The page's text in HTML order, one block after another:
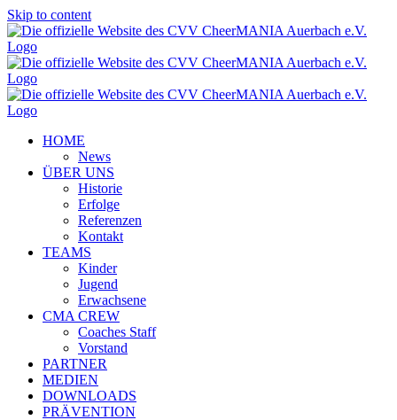
Skip to content
HOME
News
ÜBER UNS
Historie
Erfolge
Referenzen
Kontakt
TEAMS
Kinder
Jugend
Erwachsene
CMA CREW
Coaches Staff
Vorstand
PARTNER
MEDIEN
DOWNLOADS
PRÄVENTION